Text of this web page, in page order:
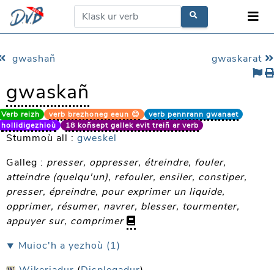
gwashañ gwaskarat
gwaskañ
Verb reizh verb brezhoneg eeun 😊
verb pennrann gwanaet
hollidigezhioù
18 koñsept gallek evit treiñ ar verb
Stummoù all : gweskel
Galleg : presser, oppresser, étreindre, fouler,
atteindre (quelqu'un), refouler, ensiler, constiper,
presser, épreindre, pour exprimer un liquide,
opprimer, résumer, navrer, blesser, tourmenter,
appuyer sur, comprimer
⯆ Muioc'h a yezhoù (1)